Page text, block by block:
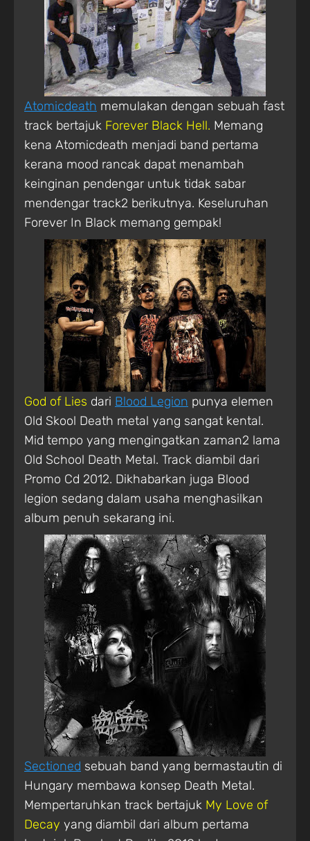
Atomicdeath memulakan dengan sebuah fast
track bertajuk Forever Black Hell. Memang
kena Atomicdeath menjadi band pertama
kerana mood rancak dapat menambah
keinginan pendengar untuk tidak sabar
mendengar track2 berikutnya. Keseluruhan
Forever In Black memang gempak!
God of Lies dari Blood Legion punya elemen
Old Skool Death metal yang sangat kental.
Mid tempo yang mengingatkan zaman2 lama
Old School Death Metal. Track diambil dari
Promo Cd 2012. Dikhabarkan juga Blood
legion sedang dalam usaha menghasilkan
album penuh sekarang ini.
Sectioned sebuah band yang bermastautin di
Hungary membawa konsep Death Metal.
Mempertaruhkan track bertajuk My Love of
Decay yang diambil dari album pertama